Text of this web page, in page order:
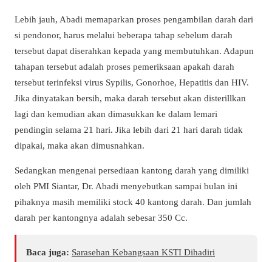
Lebih jauh, Abadi memaparkan proses pengambilan darah dari
si pendonor, harus melalui beberapa tahap sebelum darah
tersebut dapat diserahkan kepada yang membutuhkan. Adapun
tahapan tersebut adalah proses pemeriksaan apakah darah
tersebut terinfeksi virus Sypilis, Gonorhoe, Hepatitis dan HIV.
Jika dinyatakan bersih, maka darah tersebut akan disterillkan
lagi dan kemudian akan dimasukkan ke dalam lemari
pendingin selama 21 hari. Jika lebih dari 21 hari darah tidak
dipakai, maka akan dimusnahkan.
Sedangkan mengenai persediaan kantong darah yang dimiliki
oleh PMI Siantar, Dr. Abadi menyebutkan sampai bulan ini
pihaknya masih memiliki stock 40 kantong darah. Dan jumlah
darah per kantongnya adalah sebesar 350 Cc.
Baca juga: Sarasehan Kebangsaan KSTI Dihadiri